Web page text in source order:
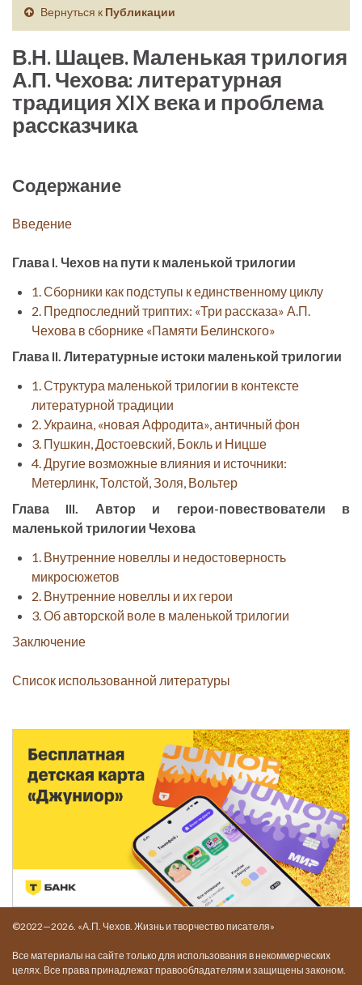
Вернуться к Публикации
В.Н. Шацев. Маленькая трилогия
А.П. Чехова: литературная
традиция XIX века и проблема
рассказчика
Содержание
Введение
Глава I. Чехов на пути к маленькой трилогии
1. Сборники как подступы к единственному циклу
2. Предпоследний триптих: «Три рассказа» А.П.
Чехова в сборнике «Памяти Белинского»
Глава II. Литературные истоки маленькой трилогии
1. Структура маленькой трилогии в контексте
литературной традиции
2. Украина, «новая Афродита», античный фон
3. Пушкин, Достоевский, Бокль и Ницше
4. Другие возможные влияния и источники:
Метерлинк, Толстой, Золя, Вольтер
Глава III. Автор и герои-повествователи в
маленькой трилогии Чехова
1. Внутренние новеллы и недостоверность
микросюжетов
2. Внутренние новеллы и их герои
3. Об авторской воле в маленькой трилогии
Заключение
Список использованной литературы
©2022—2026. «А.П. Чехов. Жизнь и творчество писателя»
Все материалы на сайте только для использования в некоммерческих
целях. Все права принадлежат правообладателям и защищены законом.